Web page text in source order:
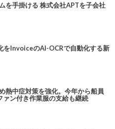
を手掛ける 株式会社APTを子会社
をInvoiceのAI-OCRで自動化する新
熱中症対策を強化。今年から船員
ン付き作業服の支給も継続